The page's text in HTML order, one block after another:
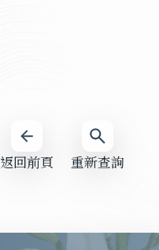
重新查詢
返回前頁